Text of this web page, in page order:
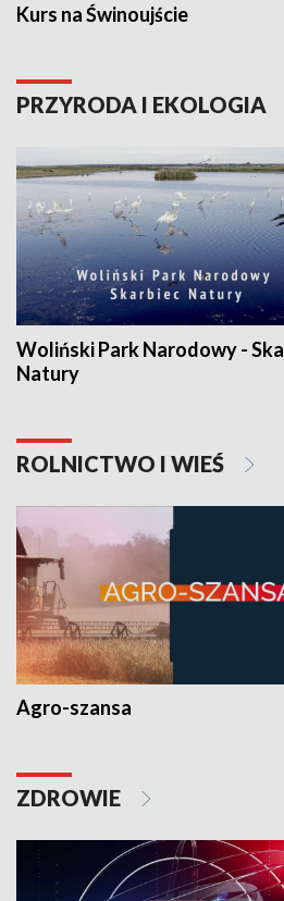
Kurs na Świnoujście
PRZYRODA I EKOLOGIA
Woliński Park Narodowy -
Natury
ROLNICTWO I WIEŚ
Agro-szansa
ZDROWIE